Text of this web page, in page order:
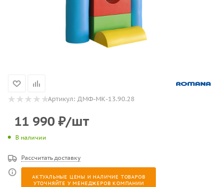
Артикул: ДМФ-МК-13.90.28
11 990 ₽/шт
В наличии
Рассчитать доставку
АКТУАЛЬНЫЕ ЦЕНЫ И НАЛИЧИЕ ТОВАРОВ
УТОЧНЯЙТЕ У МЕНЕДЖЕРОВ КОМПАНИИ